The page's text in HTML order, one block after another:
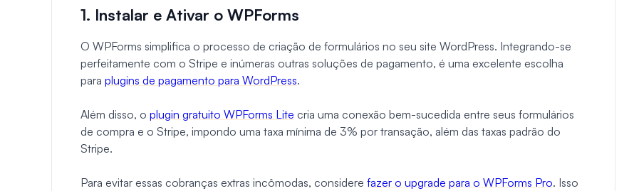
1. Instalar e Ativar o WPForms
O WPForms simplifica o processo de criação de formulários no seu site WordPress. Integrando-se
perfeitamente com o Stripe e inúmeras outras soluções de pagamento, é uma excelente escolha
para plugins de pagamento para WordPress.
Além disso, o plugin gratuito WPForms Lite cria uma conexão bem-sucedida entre seus formulários
de compra e o Stripe, impondo uma taxa mínima de 3% por transação, além das taxas padrão do
Stripe.
Para evitar essas cobranças extras incômodas, considere fazer o upgrade para o WPForms Pro. Isso